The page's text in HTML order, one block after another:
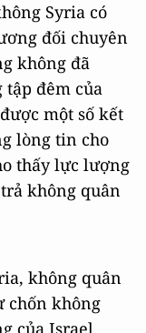
Syria có
đối chuyên
không đã
đêm của
một số kết
lòng tin cho
thấy lực lượng
không quân
không quân
chốn không